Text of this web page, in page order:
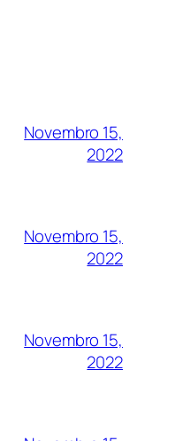
Novembro 15,
2022
Novembro 15,
2022
Novembro 15,
2022